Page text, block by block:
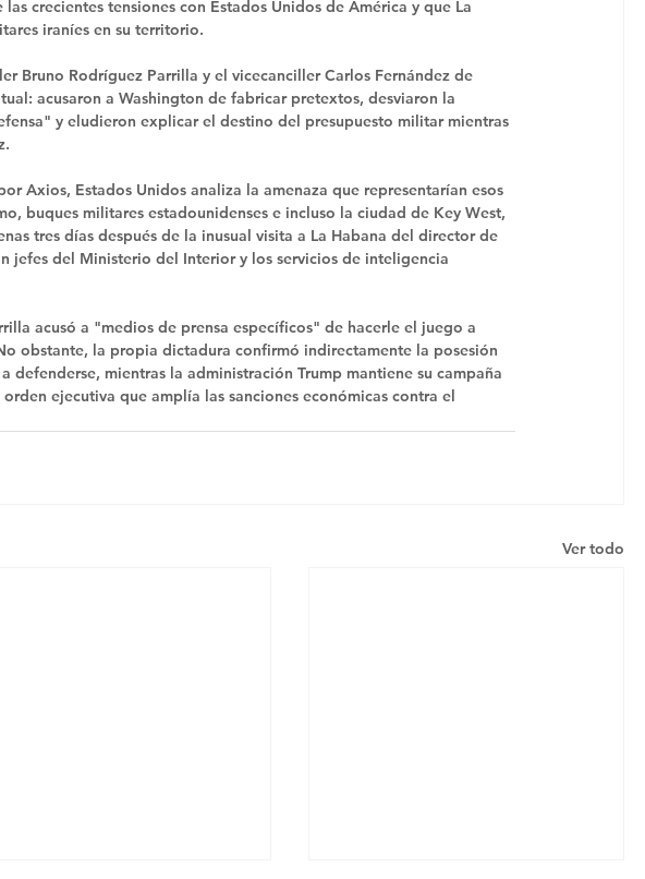
crecientes tensiones con Estados Unidos de América y que La
iraníes en su territorio.
Bruno Rodríguez Parrilla y el vicecanciller Carlos Fernández de
acusaron a Washington de fabricar pretextos, desviaron la
y eludieron explicar el destino del presupuesto militar mientras
Axios, Estados Unidos analiza la amenaza que representarían esos
buques militares estadounidenses e incluso la ciudad de Key West,
tres días después de la inusual visita a La Habana del director de
jefes del Ministerio del Interior y los servicios de inteligencia
acusó a "medios de prensa específicos" de hacerle el juego a
obstante, la propia dictadura confirmó indirectamente la posesión
defenderse, mientras la administración Trump mantiene su campaña
ejecutiva que amplía las sanciones económicas contra el
Ver todo